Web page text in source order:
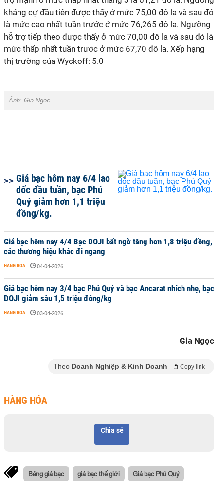
kháng cự đầu tiên được thấy ở mức 75,00 đô la và sau đó
là mức cao nhất tuần trước ở mức 76,265 đô la. Ngưỡng
hỗ trợ tiếp theo được thấy ở mức 70,00 đô la và sau đó là
mức thấp nhất tuần trước ở mức 67,70 đô la. Xếp hạng
thị trường của Wyckoff: 5.0
Ảnh: Gia Ngọc
Giá bạc hôm nay 6/4 lao
dốc đầu tuần, bạc Phú
Quý giảm hơn 1,1 triệu
đồng/kg.
Giá bạc hôm nay 4/4 Bạc DOJI bất ngờ tăng hơn 1,8 triệu đồng,
các thương hiệu khác đi ngang
HÀNG HÓA - 04-04-2026
Giá bạc hôm nay 3/4 bạc Phú Quý và bạc Ancarat nhích nhẹ, bạc
DOJI giảm sâu 1,5 triệu đông/kg
HÀNG HÓA - 03-04-2026
Gia Ngọc
Theo Doanh Nghiệp & Kinh Doanh Copy link
HÀNG HÓA
Chia sẻ
Bảng giá bạc giá bạc thế giới Giá bạc Phú Quý